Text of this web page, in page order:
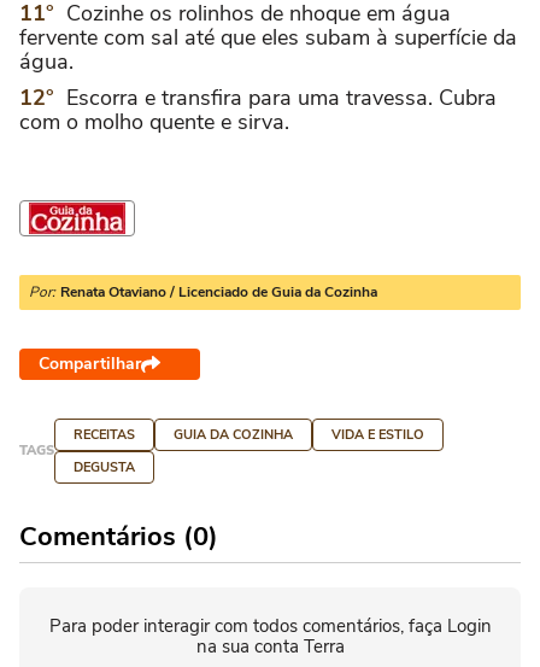
Cozinhe os rolinhos de nhoque em água
fervente com sal até que eles subam à superfície da
água.
Escorra e transfira para uma travessa. Cubra
com o molho quente e sirva.
Por: Renata Otaviano / Licenciado de Guia da Cozinha
Compartilhar
TAGS
RECEITAS GUIA DA COZINHA
VIDA E ESTILO
DEGUSTA
Comentários (0)
Para poder interagir com todos comentários, faça Login
na sua conta Terra